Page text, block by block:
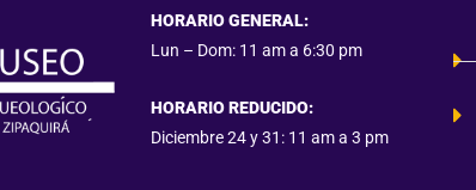
HORARIO GENERAL:
Lun – Dom: 11 am a 6:30 pm
HORARIO REDUCIDO:
Diciembre 24 y 31: 11 am a 3 pm